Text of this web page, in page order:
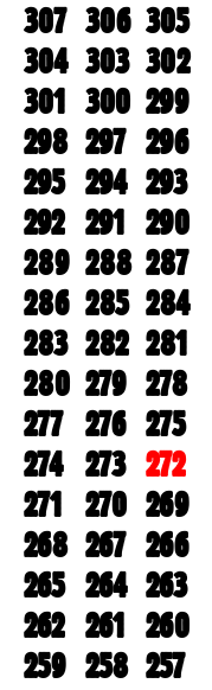
307 306 305
304 303 302
301 300 299
298 297 296
295 294 293
292 291 290
289 288 287
286 285 284
283 282 281
280 279 278
277 276 275
274 273 272
271 270 269
268 267 266
265 264 263
262 261 260
259 258 257